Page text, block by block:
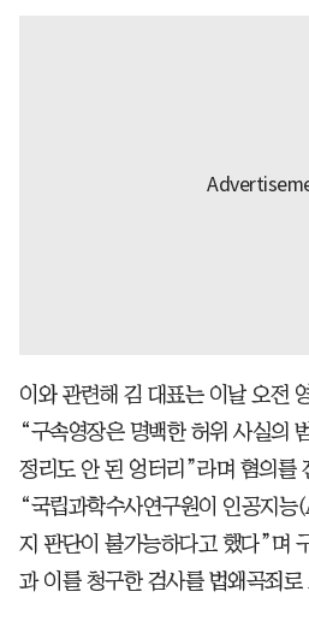
이와 관련해 김 대표는 이날 오전
“구속영장은 명백한 허위 사실의
정리도 안 된 엉터리”라며 혐의를
“국립과학수사연구원이 인공지
지 판단이 불가능하다고 했다”며
과 이를 청구한 검사를 법왜곡죄로